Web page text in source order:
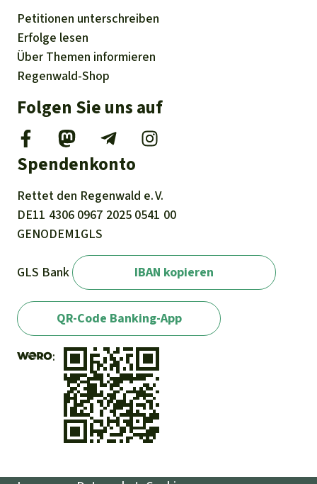
Petitionen unterschreiben
Erfolge lesen
Über Themen informieren
Regenwald-Shop
Folgen Sie uns auf
Spendenkonto
Rettet den Regenwald e. V.
DE11 4306 0967 2025 0541 00
GENODEM1GLS
GLS Bank IBAN kopieren
QR-Code Banking-App